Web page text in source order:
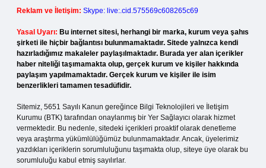
Reklam ve İletişim: Skype: live:.cid.575569c608265c69
Yasal Uyarı: Bu internet sitesi, herhangi bir marka, kurum veya şahıs
şirketi ile hiçbir bağlantısı bulunmamaktadır. Sitede yalnızca kendi
hazırladığımız makaleler paylaşılmaktadır. Burada yer alan içerikler
haber niteliği taşımamakta olup, gerçek kurum ve kişiler hakkında
paylaşım yapılmamaktadır. Gerçek kurum ve kişiler ile isim
benzerlikleri tamamen tesadüfidir.
Sitemiz, 5651 Sayılı Kanun gereğince Bilgi Teknolojileri ve İletişim
Kurumu (BTK) tarafından onaylanmış bir Yer Sağlayıcı olarak hizmet
vermektedir. Bu nedenle, sitedeki içerikleri proaktif olarak denetleme
veya araştırma yükümlülüğümüz bulunmamaktadır. Ancak, üyelerimiz
yazdıkları içeriklerin sorumluluğunu taşımakta olup, siteye üye olarak bu
sorumluluğu kabul etmiş sayılırlar.